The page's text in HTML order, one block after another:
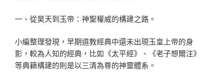
一、從昊天到玉帝：神聖權威的構建之路。
小編整理發現，早期道教經典中還未出現玉皇上帝的身
影，較為人知的經典，比如《太平經》、《老子想爾注》
等典籍構建的則是以三清為尊的神靈體系。